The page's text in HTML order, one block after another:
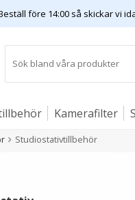
före 14:00 så skickar vi
Kamerafilter
Studiostativtillbehör